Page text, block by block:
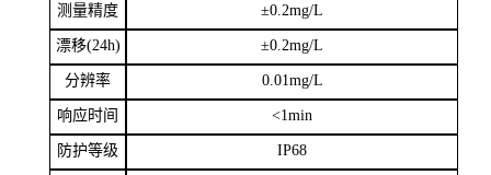
测量精度 ±0.2mg/L
漂移(24h) ±0.2mg/L
分辨率 0.01mg/L
响应时间 <1min
防护等级 IP68